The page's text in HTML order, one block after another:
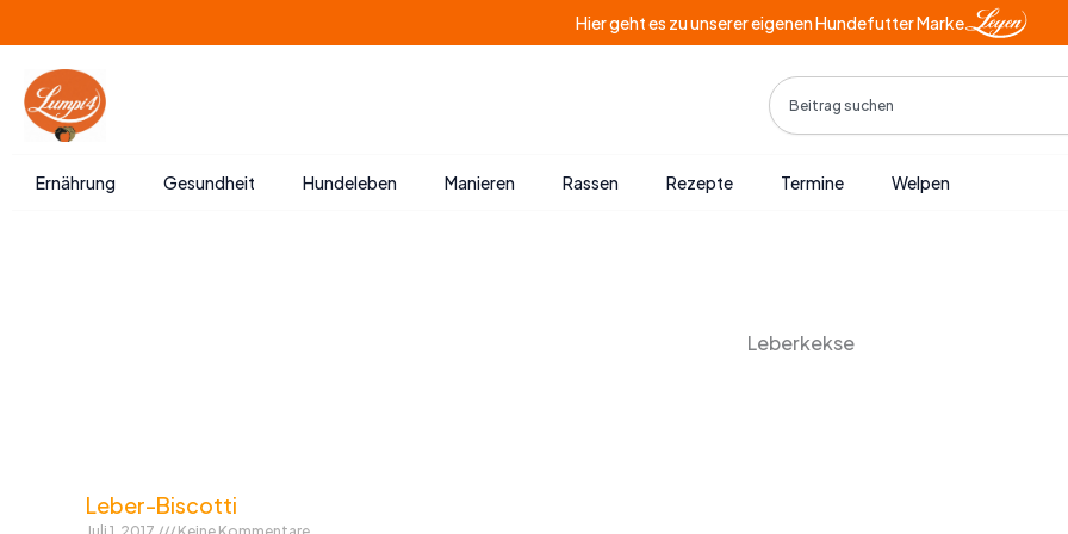
Inhalt
springen
Hier geht es zu unserer eigenen Hundefutter Marke
Search
Ernährung Gesundheit Hundeleben Manieren Rassen Rezepte Termine Welpen
Leberkekse
Leber-Biscotti